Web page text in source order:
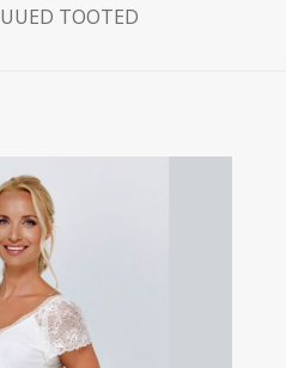
UUED TOOTED